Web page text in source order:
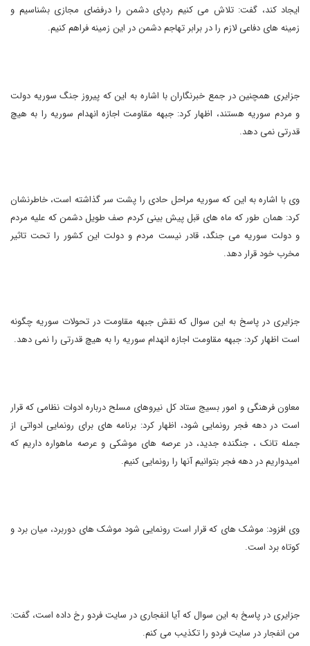
ایجاد کند، گفت: تلاش می کنیم ردپای دشمن را درفضای مجازی بشناسیم و
زمینه های دفاعی لازم را در برابر تهاجم دشمن در این زمینه فراهم کنیم.
جزایری همچنین در جمع خبرنگاران با اشاره به این که پیروز جنگ سوریه دولت
و مردم سوریه هستند، اظهار کرد: جبهه مقاومت اجازه انهدام سوریه را به هیچ
قدرتی نمی دهد.
وی با اشاره به این که سوریه مراحل حادی را پشت سر گذاشته است، خاطرنشان
کرد: همان طور که ماه های قبل پیش بینی کردم صف طویل دشمن که علیه مردم
و دولت سوریه می جنگد، قادر نیست مردم و دولت این کشور را تحت تاثیر
مخرب خود قرار دهد.
جزایری در پاسخ به این سوال که نقش جبهه مقاومت در تحولات سوریه چگونه
است اظهار کرد: جبهه مقاومت اجازه انهدام سوریه را به هیچ قدرتی را نمی دهد.
معاون فرهنگی و امور بسیج ستاد کل نیروهای مسلح درباره ادوات نظامی که قرار
است در دهه فجر رونمایی شود، اظهار کرد: برنامه های برای رونمایی ادواتی از
جمله تانک ، جنگنده جدید، در عرصه های موشکی و عرصه ماهواره داریم که
امیدواریم در دهه فجر بتوانیم آنها را رونمایی کنیم.
وی افزود: موشک های که قرار است رونمایی شود موشک های دوربرد، میان برد و
کوتاه برد است.
جزایری در پاسخ به این سوال که آیا انفجاری در سایت فردو رخ داده است، گفت:
من انفجار در سایت فردو را تکذیب می کنم.